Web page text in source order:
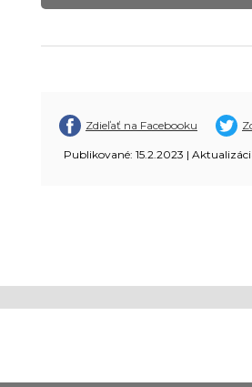
Zdieľať na Facebooku
Publikované: 15.2.2023 |